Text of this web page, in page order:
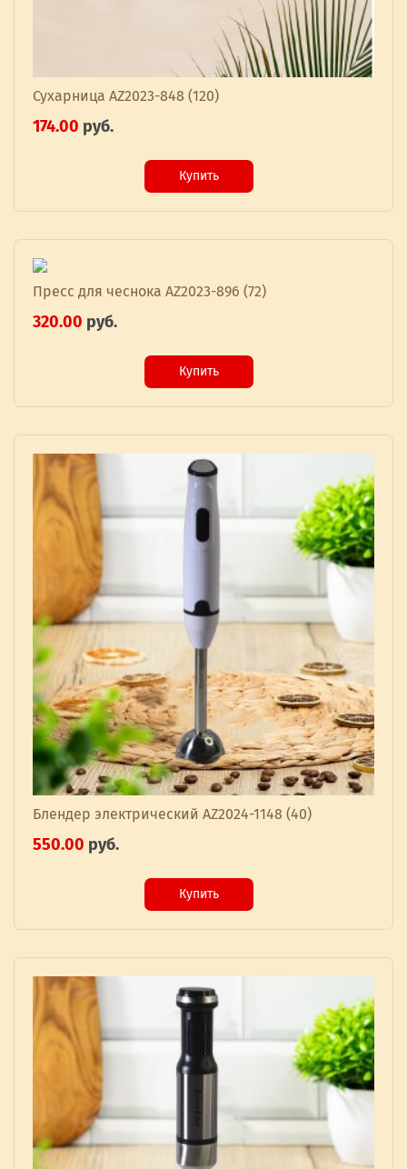
Сухарница AZ2023-848 (120)
174.00 руб.
Купить
Пресс для чеснока AZ2023-896 (72)
320.00 руб.
Купить
Блендер электрический AZ2024-1148 (40)
550.00 руб.
Купить